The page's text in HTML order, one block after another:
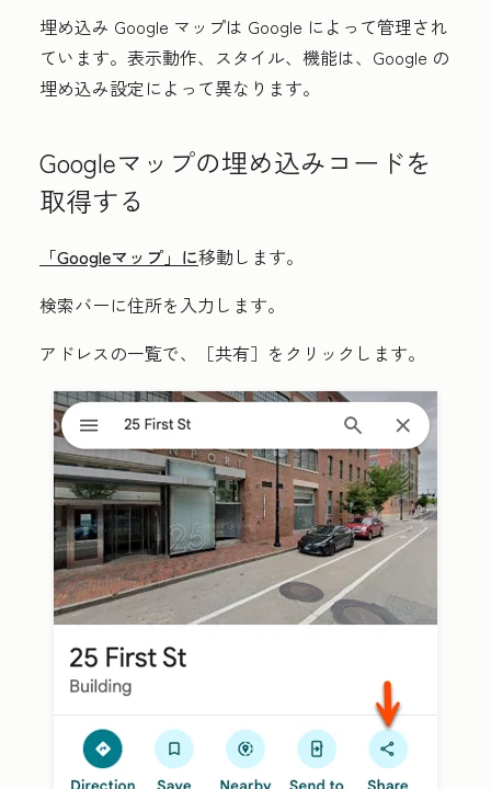
埋め込み Google マップは Google によって管理され
ています。表示動作、スタイル、機能は、Google の
埋め込み設定によって異なります。
Googleマップの埋め込みコードを
取得する
「Googleマップ」に移動します。
検索バーに住所を入力します。
アドレスの一覧で、［共有］をクリックします。